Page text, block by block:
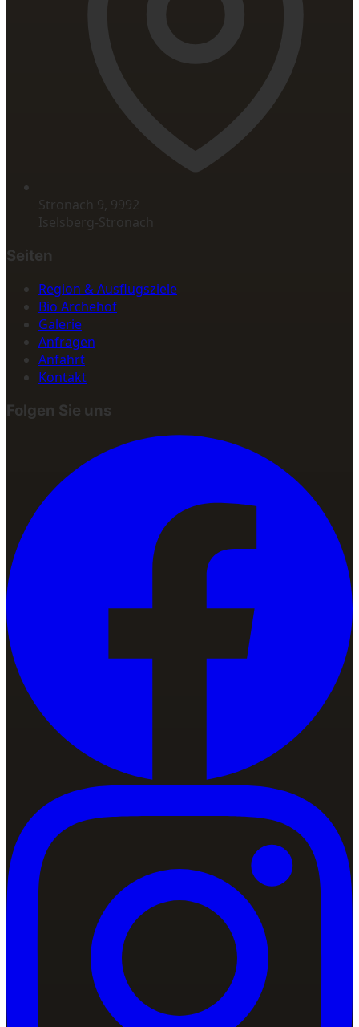
Stronach 9, 9992
Iselsberg-Stronach
Seiten
Region & Ausflugsziele
Bio Archehof
Galerie
Anfragen
Anfahrt
Kontakt
Folgen Sie uns